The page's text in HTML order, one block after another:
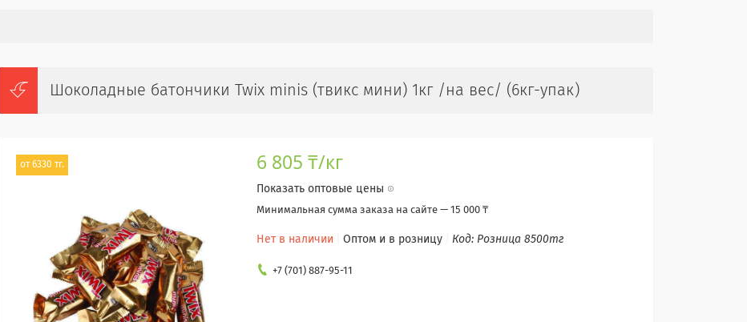
Шоколадные батончики Twix minis (твикс мини) 1кг /на вес/ (6кг-упак)
от 6330 тг. 6 805 ₸/кг
Показать оптовые цены
Минимальная сумма заказа на сайте — 15 000 ₸
Нет в наличии Оптом и в розницу Код: Розница 8500тг
+7 (701) 887-95-11